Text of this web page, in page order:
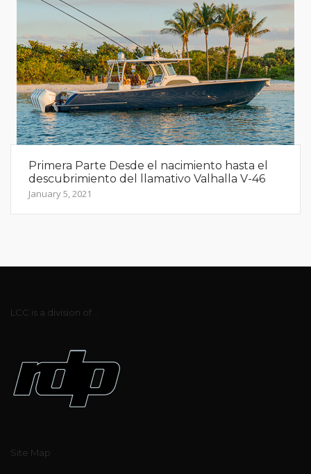
Primera Parte Desde el nacimiento hasta el
descubrimiento del llamativo Valhalla V-46
January 5, 2021
LCC is a division of...
Site Map